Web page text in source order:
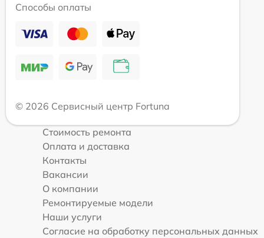
Способы оплаты
© 2026 Сервисный центр Fortuna
Стоимость ремонта
Оплата и доставка
Контакты
Вакансии
О компании
Ремонтируемые модели
Наши услуги
Согласие на обработку персональных данных